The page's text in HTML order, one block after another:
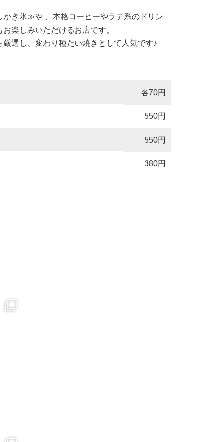
き氷≫や 、本格コーヒーやラテ系のドリン
楽しみいただけるお店です。
選し、変わり種たい焼きとして人気です♪
各70円
550円
550円
380円